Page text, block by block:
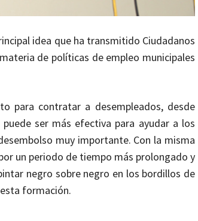
idea que ha transmitido Ciudadanos
de políticas de empleo municipales
para contratar a desempleados, desde
ser más efectiva para ayudar a los
muy importante. Con la misma
un periodo de tiempo más prolongado y
negro sobre negro en los bordillos de
formación.